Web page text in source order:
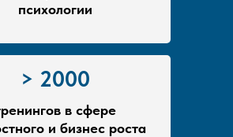
психологии
> 2000
в сфере
и бизнес роста